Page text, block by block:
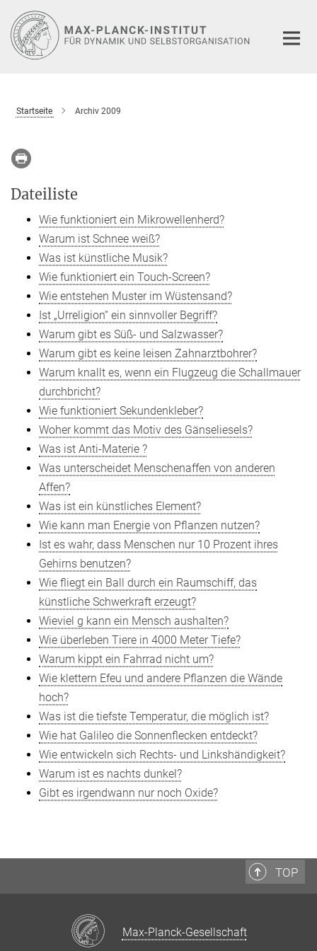
Hauptinhalt
Startseite Archiv 2009
Dateiliste
Wie funktioniert ein Mikrowellenherd?
Warum ist Schnee weiß?
Was ist künstliche Musik?
Wie funktioniert ein Touch-Screen?
Wie entstehen Muster im Wüstensand?
Ist „Urreligion“ ein sinnvoller Begriff?
Warum gibt es Süß- und Salzwasser?
Warum gibt es keine leisen Zahnarztbohrer?
Warum knallt es, wenn ein Flugzeug die Schallmauer
durchbricht?
Wie funktioniert Sekundenkleber?
Woher kommt das Motiv des Gänseliesels?
Was ist Anti-Materie ?
Was unterscheidet Menschenaffen von anderen
Affen?
Was ist ein künstliches Element?
Wie kann man Energie von Pflanzen nutzen?
Ist es wahr, dass Menschen nur 10 Prozent ihres
Gehirns benutzen?
Wie fliegt ein Ball durch ein Raumschiff, das
künstliche Schwerkraft erzeugt?
Wieviel g kann ein Mensch aushalten?
Wie überleben Tiere in 4000 Meter Tiefe?
Warum kippt ein Fahrrad nicht um?
Wie klettern Efeu und andere Pflanzen die Wände
hoch?
Was ist die tiefste Temperatur, die möglich ist?
Wie hat Galileo die Sonnenflecken entdeckt?
Wie entwickeln sich Rechts- und Linkshändigkeit?
Warum ist es nachts dunkel?
Gibt es irgendwann nur noch Oxide?
TOP
Max-Planck-Gesellschaft